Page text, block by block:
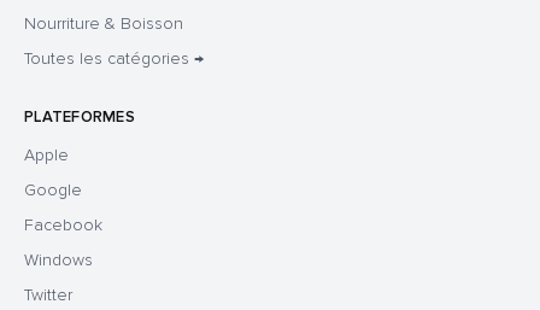
Nourriture & Boisson
Toutes les catégories →
PLATEFORMES
Apple
Google
Facebook
Windows
Twitter